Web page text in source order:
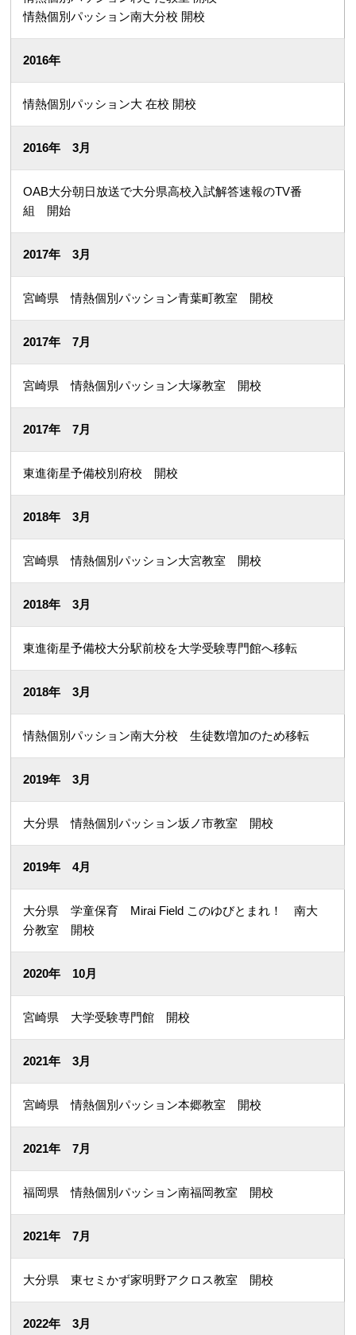
情熱個別パッション南大分校 開校
2016年
情熱個別パッション大 在校 開校
2016年 3月
OAB大分朝日放送で大分県高校入試解答速報のTV番
組 開始
2017年 3月
宮崎県 情熱個別パッション青葉町教室 開校
2017年 7月
宮崎県 情熱個別パッション大塚教室 開校
2017年 7月
東進衛星予備校別府校 開校
2018年 3月
宮崎県 情熱個別パッション大宮教室 開校
2018年 3月
東進衛星予備校大分駅前校を大学受験専門館へ移転
2018年 3月
情熱個別パッション南大分校 生徒数増加のため移転
2019年 3月
大分県 情熱個別パッション坂ノ市教室 開校
2019年 4月
大分県 学童保育 Mirai Field このゆびとまれ！ 南大
分教室 開校
2020年 10月
宮崎県 大学受験専門館 開校
2021年 3月
宮崎県 情熱個別パッション本郷教室 開校
2021年 7月
福岡県 情熱個別パッション南福岡教室 開校
2021年 7月
大分県 東セミかず家明野アクロス教室 開校
2022年 3月